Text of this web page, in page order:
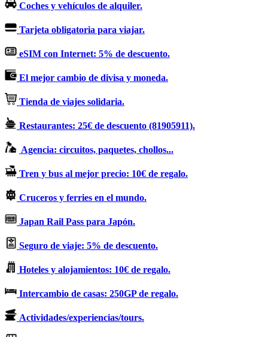
Coches y vehículos de alquiler.
Tarjeta obligatoria para viajar.
eSIM con Internet: 5% de descuento.
El mejor cambio de divisa y moneda.
Tienda de viajes solidaria.
Restaurantes: 25€ de descuento (81905911).
Agencia: circuitos, paquetes, chollos...
Tren y bus al mejor precio: 10€ de regalo.
Cruceros y ferries en el mundo.
Japan Rail Pass para Japón.
Seguro de viaje: 5% de descuento.
Hoteles y alojamientos: 10€ de regalo.
Intercambio de casas: 250GP de regalo.
Actividades/experiencias/tours.